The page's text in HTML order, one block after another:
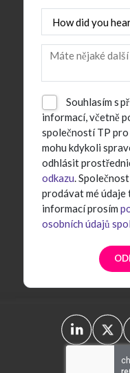
Souhlasím s
informací, včetně
společností TP pro
mohu kdykoli
odhlásit
odkazu.
prodávat mé
informací prosím
osobních údajů